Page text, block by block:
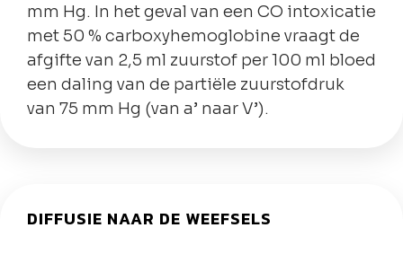
mm Hg. In het geval van een CO intoxicatie
met 50 % carboxyhemoglobine vraagt de
afgifte van 2,5 ml zuurstof per 100 ml bloed
een daling van de partiële zuurstofdruk
van 75 mm Hg (van a’ naar V’).
DIFFUSIE NAAR DE WEEFSELS